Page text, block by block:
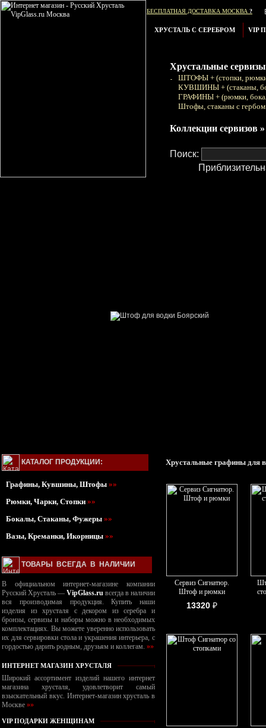
БЕСПЛАТНАЯ ДОСТАВКА МОСКВА ?
ХРУСТАЛЬ С СЕРЕБРОМ VIP
Хрустальные
ШТОФЫ + (стопки,
КУВШИНЫ + (стаканы,
ГРАФИНЫ + (рюмки,
Штофы, стаканы с
Коллекции сервизов »
Поиск:
КАТАЛОГ ПРОДУКЦИИ:
Графины, Кувшины, Штофы »»
Рюмки, Чарки, Стопки »»
Бокалы, Стаканы, Фужеры »»
Вазы, Креманки, Икорницы »»
ТОВАРЫ ВСЕГДА В НАЛИЧИИ
В официальном интернет-магазине компании
Русский Хрусталь — VipGlass.ru всегда в наличии
вся производимая продукция. Купить наши
изделия из хрусталя с декором из серебра и
бронзы, сервизы и наборы можно в необходимых
комплектациях. Вы можете уверенно использовать
их для сервировки стола и украшения интерьера, с
гордостью дарить родным, друзьям и коллегам. »»
ИНТЕРНЕТ МАГАЗИН ХРУСТАЛЯ
Широкий ассортимент изделий нашего интернет
магазина хрусталя, удовлетворит самый
взыскательный вкус. Интернет-магазин хрусталь в
Москве »»
VIP ПОДАРКИ ЖЕНЩИНАМ
Хрустальные графины для
Сервиз Сигнатюр.
Штоф и рюмки
13320 ₽